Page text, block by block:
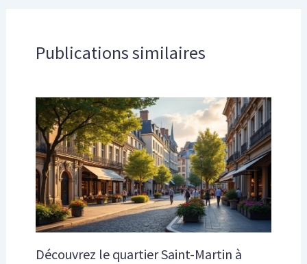
Publications similaires
Découvrez le quartier Saint-Martin à